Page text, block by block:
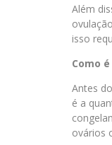
Além
isso
Como
Antes
é a
ovários